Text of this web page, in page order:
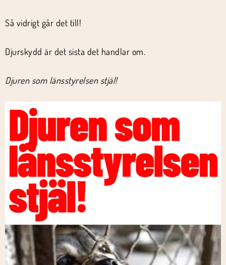
Så vidrigt går det till!
Djurskydd är det sista det handlar om.
Djuren som länsstyrelsen stjäl!